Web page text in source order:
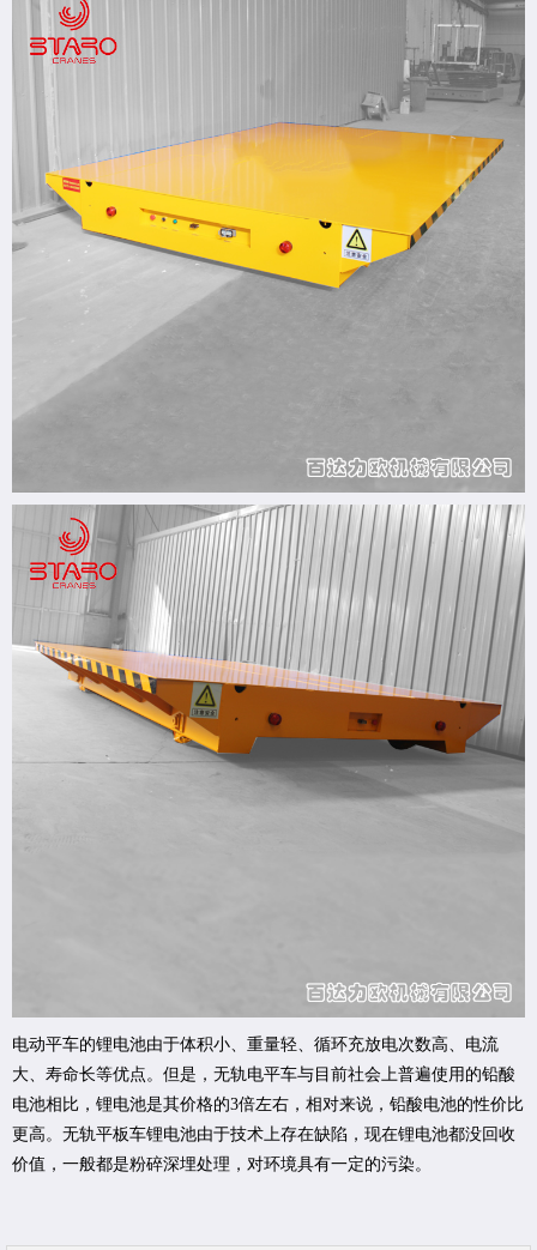
电动平车的锂电池由于体积小、重量轻、循环充放电次数高、电流
大、寿命长等优点。但是，无轨电平车与目前社会上普遍使用的铅酸
电池相比，锂电池是其价格的3倍左右，相对来说，铅酸电池的性价比
更高。无轨平板车锂电池由于技术上存在缺陷，现在锂电池都没回收
价值，一般都是粉碎深埋处理，对环境具有一定的污染。